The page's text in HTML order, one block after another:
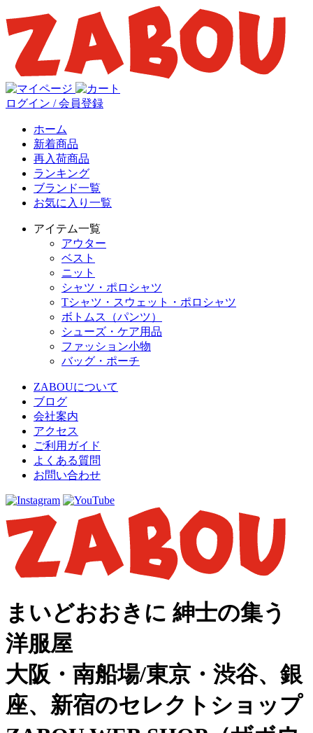
ログイン / 会員登録
ホーム
新着商品
再入荷商品
ランキング
ブランド一覧
お気に入り一覧
アイテム一覧
アウター
ベスト
ニット
シャツ・ポロシャツ
Tシャツ・スウェット・ポロシャツ
ボトムス（パンツ）
シューズ・ケア用品
ファッション小物
バッグ・ポーチ
ZABOUについて
ブログ
会社案内
アクセス
ご利用ガイド
よくある質問
お問い合わせ
まいどおおきに 紳士の集う
洋服屋
大阪・南船場/東京・渋谷、銀
座、新宿のセレクトショップ